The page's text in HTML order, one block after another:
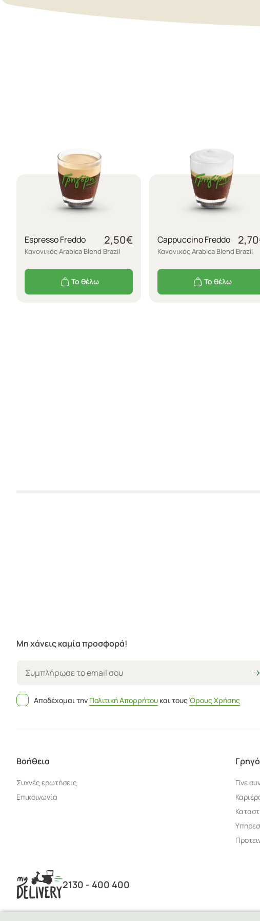
Espresso Freddo 2,50€
Κανονικός Arabica Blend Brazil
Το θέλω
Cappuccino Freddo 2,70
Κανονικός Arabica Blend Brazil
Το θέλω
Μη χάνεις καμία προσφορά!
Αποδέχομαι την Πολιτική Απορρήτου και τουςΌρους Χρήσης
Βοήθεια
Συχνές ερωτήσεις
Επικοινωνία
Γίνε
2130 - 400 400